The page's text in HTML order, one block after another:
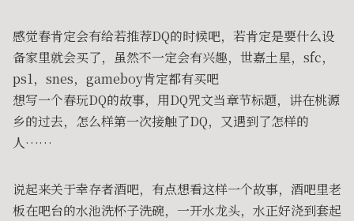
感觉春肯定会有给若推荐DQ的时候吧，若肯定是要什么设
备家里就会买了，虽然不一定会有兴趣，世嘉土星，sfc，
ps1，snes，gameboy肯定都有买吧
想写一个春玩DQ的故事，用DQ咒文当章节标题，讲在桃源
乡的过去，怎么样第一次接触了DQ，又遇到了怎样的
人……
说起来关于幸存者酒吧，有点想看这样一个故事，酒吧里老
板在吧台的水池洗杯子洗碗，一开水龙头，水正好浇到套起